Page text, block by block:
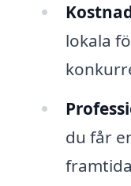
lokala
du får